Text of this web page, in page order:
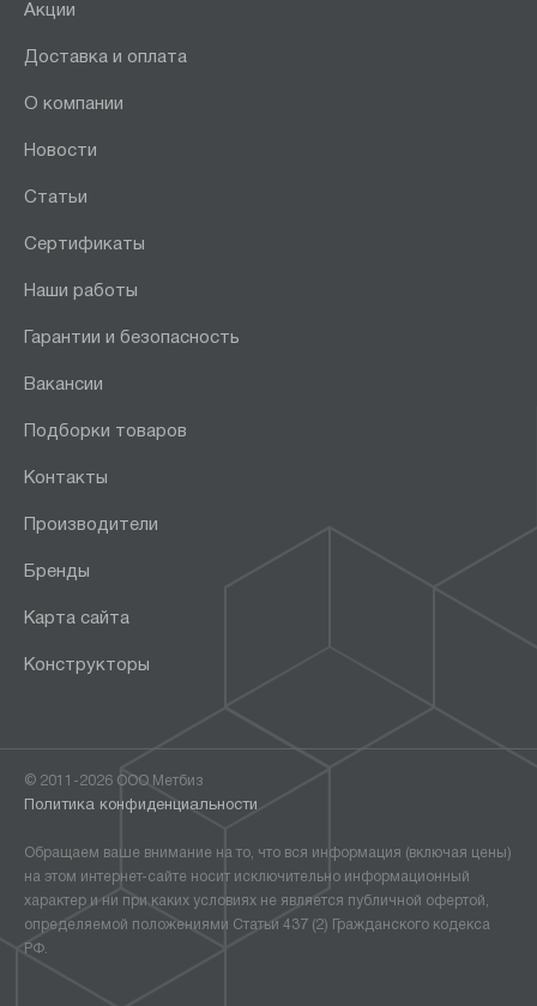
Акции
Доставка и оплата
О компании
Новости
Статьи
Сертификаты
Наши работы
Гарантии и безопасность
Вакансии
Подборки товаров
Контакты
Производители
Бренды
Карта сайта
Конструкторы
© 2011-2026 ООО Метбиз
Политика конфиденциальности
Обращаем ваше внимание на то, что вся информация (включая цены)
на этом интернет-сайте носит исключительно информационный
характер и ни при каких условиях не является публичной офертой,
определяемой положениями Статьи 437 (2) Гражданского кодекса
РФ.